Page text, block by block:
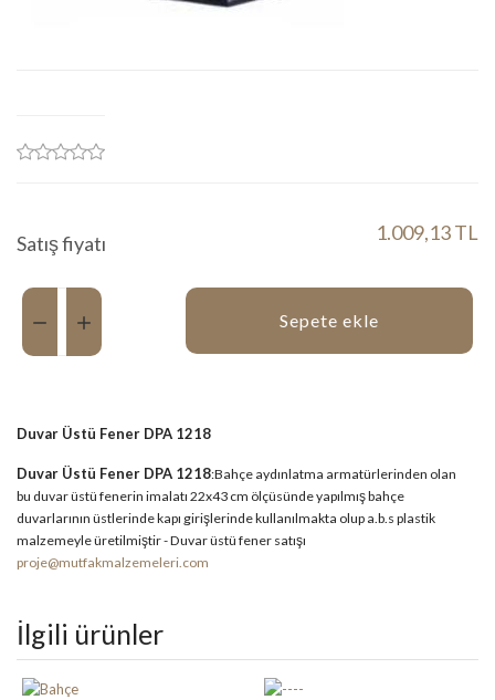
Satış fiyatı 1.009,13 TL
Miktar:
Sepete ekle
Duvar Üstü Fener DPA 1218
Duvar Üstü Fener DPA 1218:Bahçe aydınlatma armatürlerinden olan
bu duvar üstü fenerin imalatı 22x43 cm ölçüsünde yapılmış bahçe
duvarlarının üstlerinde kapı girişlerinde kullanılmakta olup a.b.s plastik
malzemeyle üretilmiştir - Duvar üstü fener satışı
proje@mutfakmalzemeleri.com
İlgili ürünler